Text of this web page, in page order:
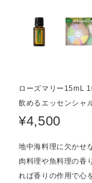
ローズマリー15mL
飲めるエッセンシャ
¥4,500
地中海料理に欠かせ
肉料理や魚料理の香
れば香りの作用で心